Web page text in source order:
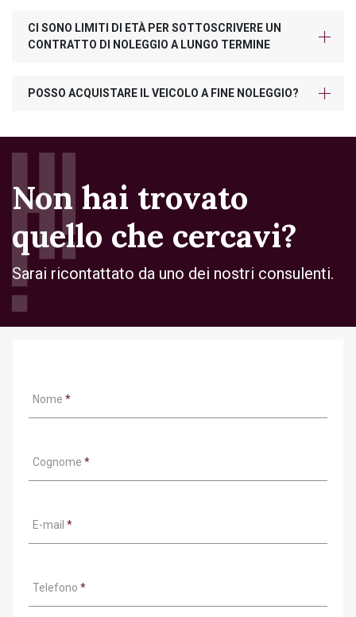
CI SONO LIMITI DI ETÀ PER SOTTOSCRIVERE UN
CONTRATTO DI NOLEGGIO A LUNGO TERMINE
POSSO ACQUISTARE IL VEICOLO A FINE NOLEGGIO?
Non hai trovato
quello che cercavi?
Sarai ricontattato da uno dei nostri consulenti.
Nome *
Cognome *
E-mail *
Telefono *